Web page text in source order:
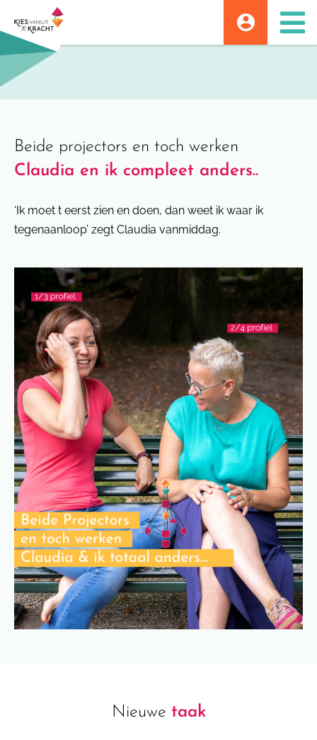
to
content
Beide projectors en toch werken
Claudia en ik compleet anders..
‘Ik moet t eerst zien en doen, dan weet ik waar ik
tegenaanloop’ zegt Claudia vanmiddag.
Nieuwe taak